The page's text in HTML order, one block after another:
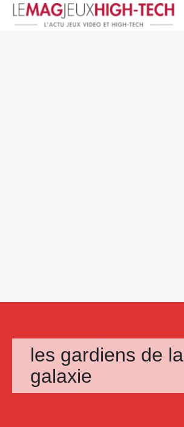
les gardiens de la
galaxie